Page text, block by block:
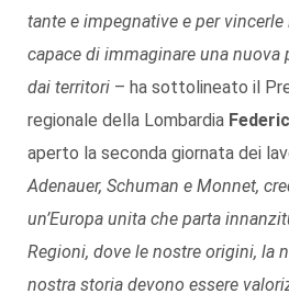
tante e impegnative e per vincerle
capace di immaginare una nuova
dai territori – ha sottolineato il
regionale della Lombardia
aperto la seconda giornata dei
Adenauer, Schuman e Monnet,
un’Europa unita che parta
Regioni, dove le nostre origini, la
nostra storia devono essere